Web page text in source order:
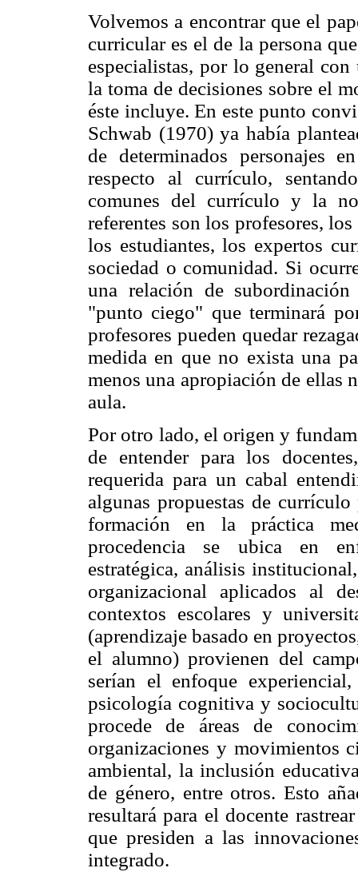
Volvemos a encontrar que el
curricular es el de la persona
especialistas, por lo general
la toma de decisiones sobre el
éste incluye. En este punto
Schwab (1970) ya había
de determinados personajes
respecto al currículo,
comunes del currículo y la
referentes son los profesores,
los estudiantes, los expertos
sociedad o comunidad. Si
una relación de
"punto ciego" que terminará
profesores pueden quedar
medida en que no exista una
menos una apropiación de ellas
aula.
Por otro lado, el origen y
de entender para los
requerida para un cabal
algunas propuestas de
formación en la práctica
procedencia se ubica en
estratégica, análisis
organizacional aplicados al
contextos escolares y
(aprendizaje basado en
el alumno) provienen del
serían el enfoque
psicología cognitiva y
procede de áreas de
organizaciones y movimientos
ambiental, la inclusión
de género, entre otros. Esto
resultará para el docente
que presiden a las
integrado.